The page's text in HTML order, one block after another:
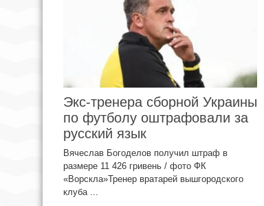
Экс-тренера сборной Украины
по футболу оштрафовали за
русский язык
Вячеслав Богоделов получил штраф в
размере 11 426 гривень / фото ФК
«Ворскла»Тренер вратарей вышгородского
клуба ...